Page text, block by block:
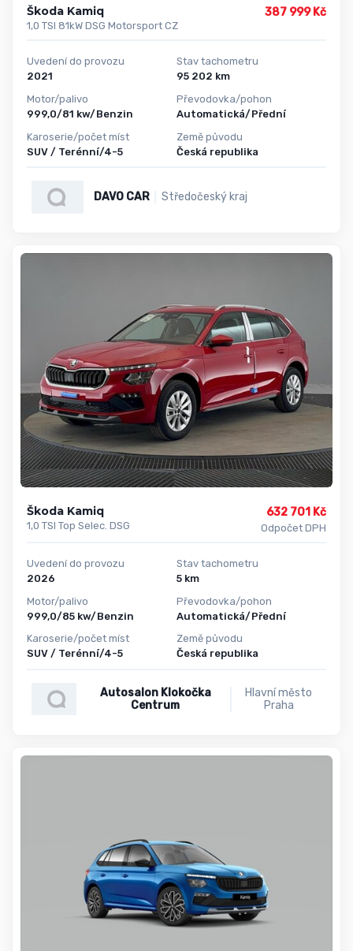
Škoda Kamiq
1,0 TSI 81kW DSG Motorsport CZ
387 999 Kč
Uvedení do provozu
2021
Motor/palivo
999,0/81 kw/Benzin
Karoserie/počet míst
SUV / Terénní/4-5
Stav tachometru
95 202 km
Převodovka/pohon
Automatická/Přední
Země původu
Česká republika
DAVO CAR Středočeský kraj
Škoda Kamiq
1,0 TSI Top Selec. DSG
632 701 Kč
Odpočet DPH
Uvedení do provozu
2026
Motor/palivo
999,0/85 kw/Benzin
Karoserie/počet míst
SUV / Terénní/4-5
Stav tachometru
5 km
Převodovka/pohon
Automatická/Přední
Země původu
Česká republika
Autosalon Klokočka
Centrum
Hlavní město
Praha